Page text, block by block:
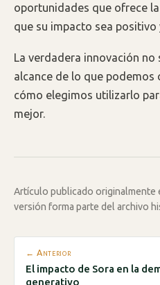
oportunidades que ofrece
que su impacto sea positivo
La verdadera innovación no
alcance de lo que podemos
cómo elegimos utilizarlo
mejor.
Artículo publicado originalmente
versión forma parte del archivo
← Anterior
El impacto de Sora en la
generativo